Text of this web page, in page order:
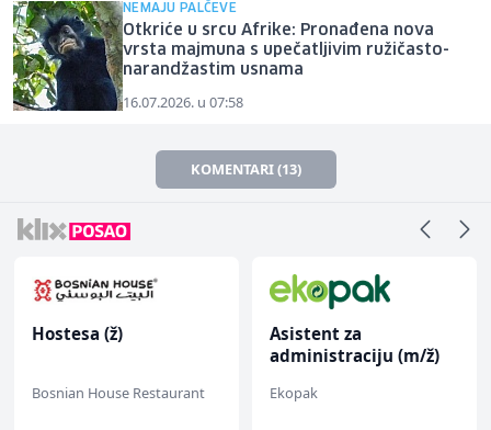
NEMAJU PALČEVE
Otkriće u srcu Afrike: Pronađena nova
vrsta majmuna s upečatljivim ružičasto-
narandžastim usnama
16.07.2026. u 07:58
KOMENTARI (13)
Hostesa (ž)
Bosnian House Restaurant
Asistent za
administraciju (m/ž)
Ekopak